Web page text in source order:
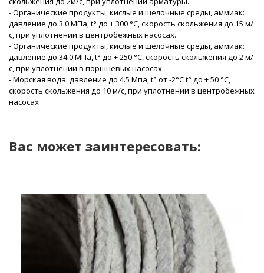
- Органические продукты, кислые и щелочные среды, аммиак:
давление до 3.0 МПа, t° до + 300 °С, скорость скольжения до 15 м/
с, при уплотнении в центробежных насосах.
- Органические продукты, кислые и щелочные среды, аммиак:
давление до 34.0 МПа, t° до + 250 °С, скорость скольжения до 2 м/
с, при уплотнении в поршневых насосах.
- Морская вода: давление до 4.5 Мпа, t° от -2°С t° до + 50 °С,
скорость скольжения до 10 м/с, при уплотнении в центробежных
насосах
Вас может заинтересовать: